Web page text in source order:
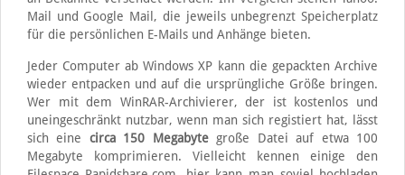
Mail und Google Mail, die jeweils unbegrenzt Speicherplatz
für die persönlichen E-Mails und Anhänge bieten.
Jeder Computer ab Windows XP kann die gepackten Archive
wieder entpacken und auf die ursprüngliche Größe bringen.
Wer mit dem WinRAR-Archivierer, der ist kostenlos und
uneingeschränkt nutzbar, wenn man sich registiert hat, lässt
sich eine circa 150 Megabytegroße Datei auf etwa 100
Megabyte komprimieren. Vielleicht kennen einige den